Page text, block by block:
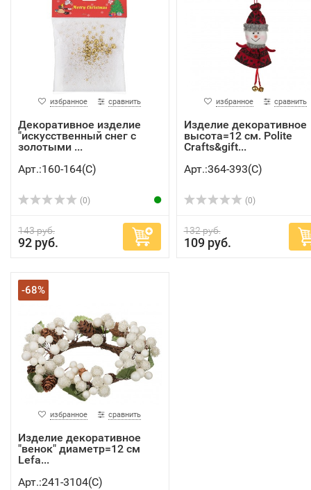
избранное сравнить
Декоративное изделие
"искусственный снег с
золотыми ...
Арт.:160-164(C)
(0)
143 руб.
92 руб.
избранное сравнить
Изделие декоративное
высота=12 см. Polite
Crafts&gift...
Арт.:364-393(C)
(0)
132 руб.
109 руб.
-68%
избранное сравнить
Изделие декоративное
"венок" диаметр=12 см
Lefa...
Арт.:241-3104(C)